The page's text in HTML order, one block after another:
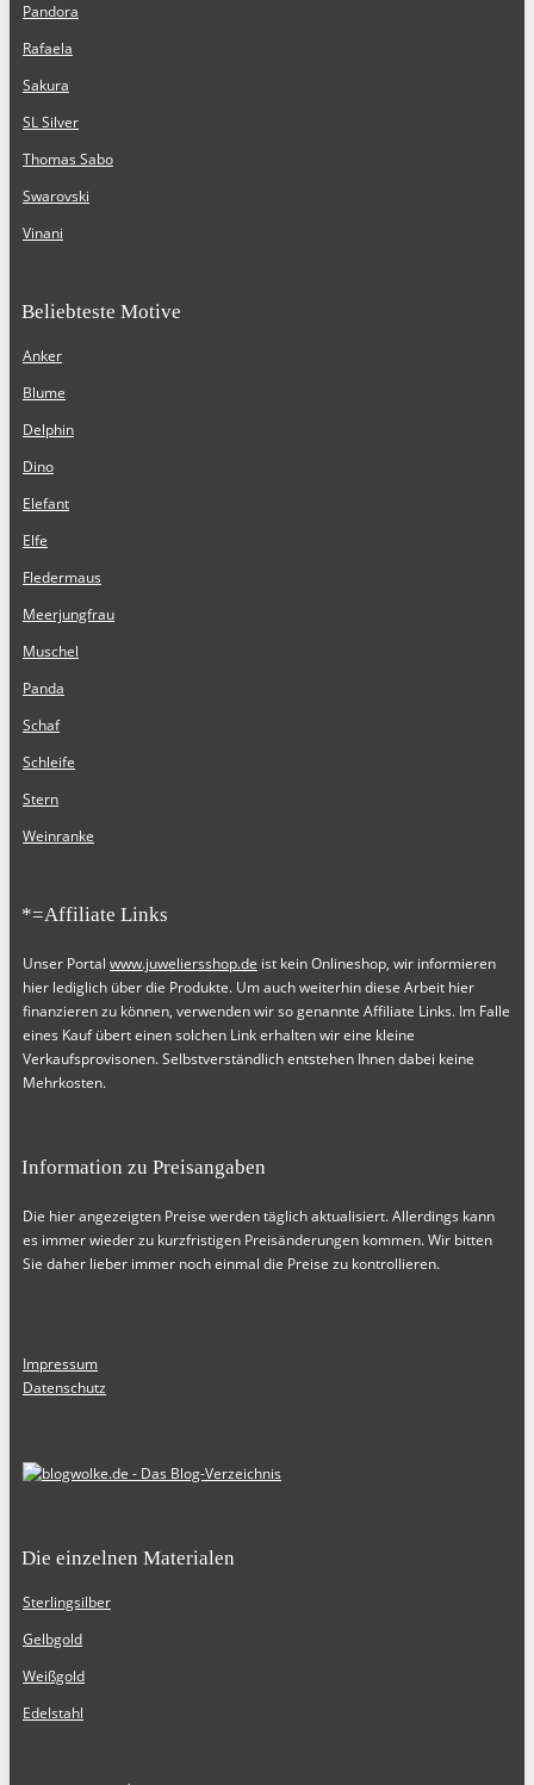
Pandora
Rafaela
Sakura
SL Silver
Thomas Sabo
Swarovski
Vinani
Beliebteste Motive
Anker
Blume
Delphin
Dino
Elefant
Elfe
Fledermaus
Meerjungfrau
Muschel
Panda
Schaf
Schleife
Stern
Weinranke
*=Affiliate Links
Unser Portal www.juweliersshop.de ist kein Onlineshop, wir informieren
hier lediglich über die Produkte. Um auch weiterhin diese Arbeit hier
finanzieren zu können, verwenden wir so genannte Affiliate Links. Im Falle
eines Kauf übert einen solchen Link erhalten wir eine kleine
Verkaufsprovisonen. Selbstverständlich entstehen Ihnen dabei keine
Mehrkosten.
Information zu Preisangaben
Die hier angezeigten Preise werden täglich aktualisiert. Allerdings kann
es immer wieder zu kurzfristigen Preisänderungen kommen. Wir bitten
Sie daher lieber immer noch einmal die Preise zu kontrollieren.
Impressum
Datenschutz
Die einzelnen Materialen
Sterlingsilber
Gelbgold
Weißgold
Edelstahl